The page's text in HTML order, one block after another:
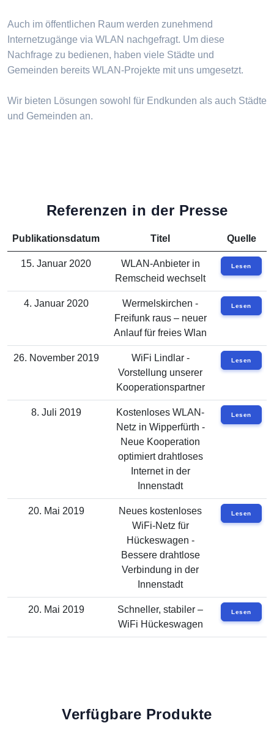
Auch im öffentlichen Raum werden zunehmend
Internetzugänge via WLAN nachgefragt. Um diese
Nachfrage zu bedienen, haben viele Städte und
Gemeinden bereits WLAN-Projekte mit uns umgesetzt.
Wir bieten Lösungen sowohl für Endkunden als auch Städte
und Gemeinden an.
Referenzen in der Presse
Publikationsdatum Titel Quelle
15. Januar 2020
WLAN-Anbieter in
Remscheid wechselt
Lesen
4. Januar 2020
Wermelskirchen -
Freifunk raus – neuer
Anlauf für freies Wlan
Lesen
26. November 2019
WiFi Lindlar -
Vorstellung unserer
Kooperationspartner
Lesen
8. Juli 2019
Kostenloses WLAN-
Netz in Wipperfürth -
Neue Kooperation
optimiert drahtloses
Internet in der
Innenstadt
Lesen
20. Mai 2019
Neues kostenloses
WiFi-Netz für
Hückeswagen -
Bessere drahtlose
Verbindung in der
Innenstadt
Lesen
20. Mai 2019
Schneller, stabiler –
WiFi Hückeswagen
Lesen
Verfügbare Produkte